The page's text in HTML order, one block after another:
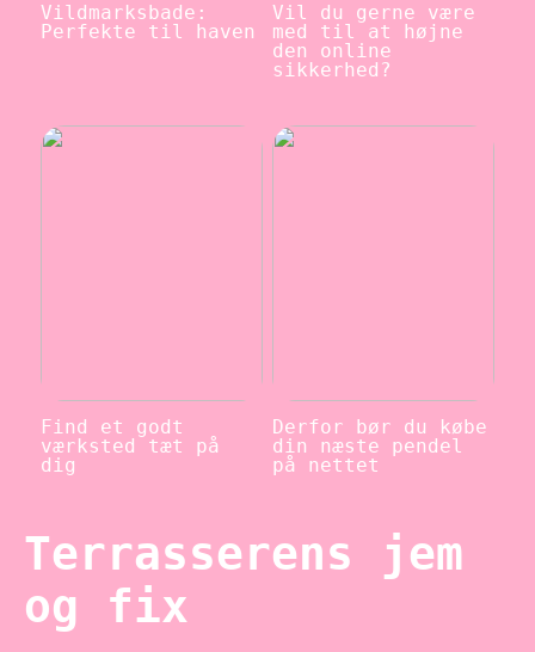
Vildmarksbade:
Perfekte til haven
Vil du gerne være
med til at højne
den online
sikkerhed?
Find et godt
værksted tæt på
dig
Derfor bør du købe
din næste pendel
på nettet
Terrasserens jem
og fix